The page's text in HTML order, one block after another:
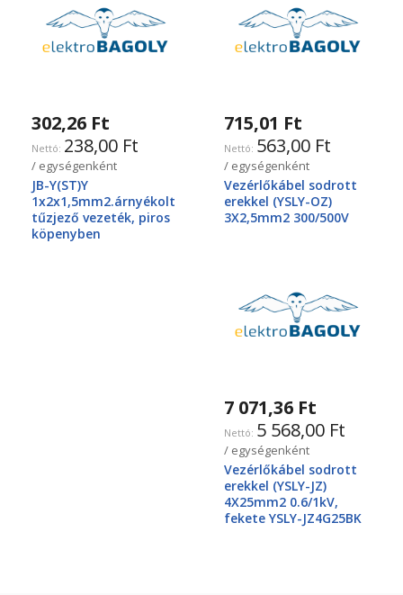
302,26 Ft
238,00 Ft
/ egységenként
JB-Y(ST)Y
1x2x1,5mm2.árnyékolt
tűzjező vezeték, piros
köpenyben
715,01 Ft
563,00 Ft
/ egységenként
Vezérlőkábel sodrott
erekkel (YSLY-OZ)
3X2,5mm2 300/500V
7 071,36 Ft
5 568,00 Ft
/ egységenként
Vezérlőkábel sodrott
erekkel (YSLY-JZ)
4X25mm2 0.6/1kV,
fekete YSLY-JZ4G25BK